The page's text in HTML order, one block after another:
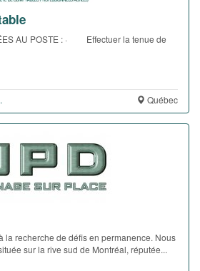
AU POSTE : · Effectuer la tenue de
Québec
la recherche de défis en permanence. Nous
sur la rive sud de Montréal, réputée...